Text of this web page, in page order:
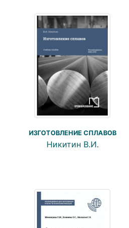
ИЗГОТОВЛЕНИЕ СПЛАВОВ
Никитин В.И.